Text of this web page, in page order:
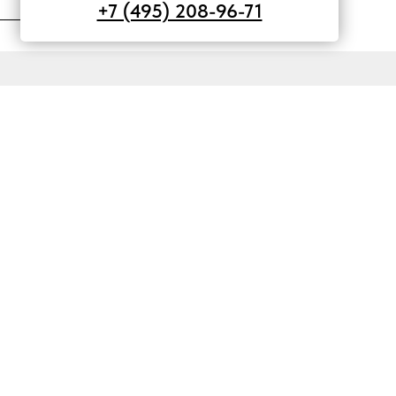
+7 (495) 208-96-71